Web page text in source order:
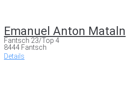
Emanuel Anton Mataln
Fantsch 23/Top 4
8444 Fantsch
Details